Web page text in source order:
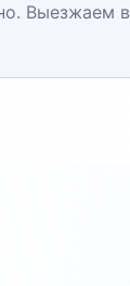
Выезжаем в